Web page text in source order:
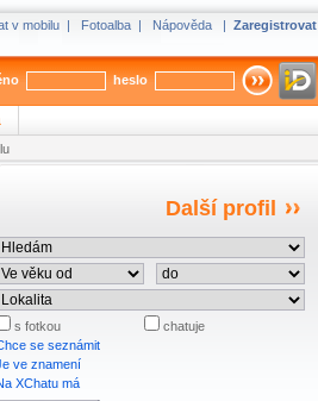
v mobilu | Fotoalba | Nápověda | Zaregistrovat
heslo
Další profil
s fotkou
chatuje
se seznámit
ve znamení
XChatu má